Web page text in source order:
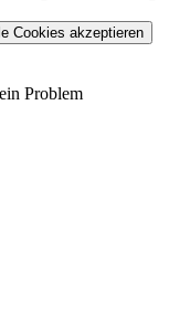
Cookies akzeptieren
Problem